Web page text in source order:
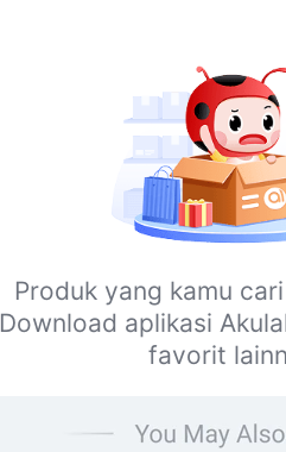
Produk yang kamu
Download aplikasi
favorit